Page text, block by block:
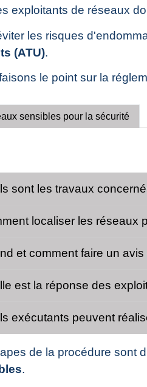
exploitants de réseaux
les risques
(ATU).
le point sur la
sensibles pour la sécurité
sont les travaux
localiser les réseaux
et comment faire un
est la réponse des
exécutants peuvent
de la procédure sont
.